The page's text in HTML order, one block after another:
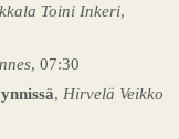
Toini Inkeri,
, 07:30
, Hirvelä Veikko